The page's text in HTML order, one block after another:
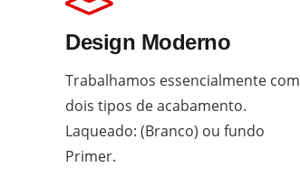
Design Moderno
Trabalhamos essencialmente com
dois tipos de acabamento.
Laqueado: (Branco) ou fundo
Primer.